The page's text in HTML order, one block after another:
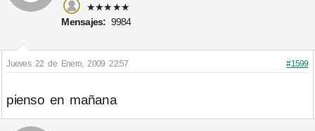
★★★★★
Mensajes: 9984
Jueves 22 de Enero, 2009 22:57 #1599
pienso en mañana